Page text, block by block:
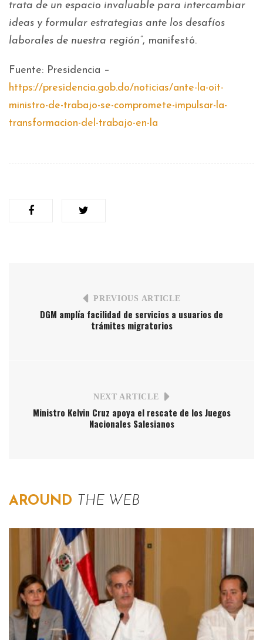
trata de un espacio invaluable para intercambiar
ideas y formular estrategias ante los desafíos
laborales de nuestra región”, manifestó.
Fuente: Presidencia –
https://presidencia.gob.do/noticias/ante-la-oit-
ministro-de-trabajo-se-compromete-impulsar-la-
transformacion-del-trabajo-en-la
PREVIOUS ARTICLE
DGM amplía facilidad de servicios a usuarios de
trámites migratorios
NEXT ARTICLE
Ministro Kelvin Cruz apoya el rescate de los Juegos
Nacionales Salesianos
AROUND THE WEB